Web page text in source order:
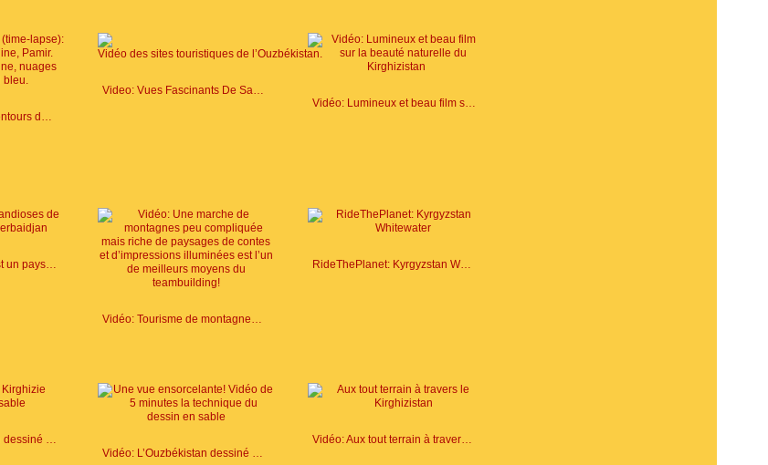
Video (timelaspe): alentours du Camp de Base (3600 M) au pied du Pic Lenine
Video: Vues Fascinants De Samarcande, Khiva Et Boukhara (Timelapse)
Vidéo: Lumineux et beau film sur la beauté naturelle du Kirghizistan
Vidéo: Azerbaidjan est un pays des contrastes
Vidéo: Tourisme de montagnes. Tracking en région du lac de Sari-Tchélek (Tyan-Chan d’Ouest, Kirghizistan), Juin 2015
RideThePlanet: Kyrgyzstan Whitewater
Vidéo: Le Kirghizistan dessiné en sable
Vidéo: L’Ouzbékistan dessiné en sable
Vidéo: Aux tout terrain à travers le Kirghizistan